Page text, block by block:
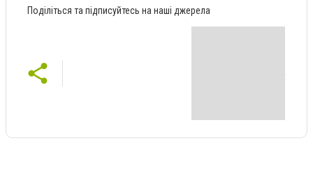
Поділіться та підписуйтесь на наші джерела